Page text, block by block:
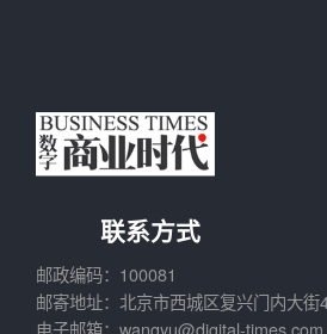
联系方式
邮政编码：100081
邮寄地址：北京市西城区复兴门内大街
电子邮箱：wangyu@digital-